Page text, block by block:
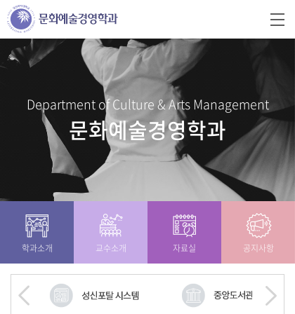
Department of Culture & Arts Management
문화예술경영학과
학과소개 교수소개 자료실 공지사항